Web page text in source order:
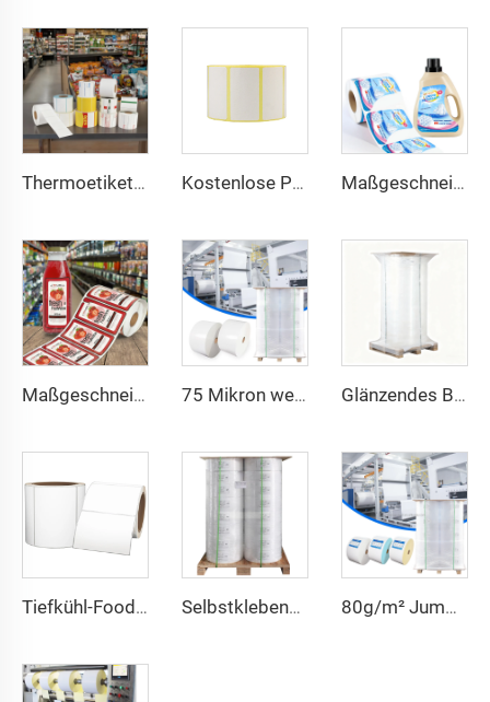
Thermoetikett 58x40 58x60 Druckaufkleber Supermarkt CAS-Waage Selbstklebendes Barcode-Etikett Direktes Thermopapier-Etikett 58x40 Kostenlose Probe Supermarkt vorbedruckte Fleischverpackung Preislabel selbstklebendes Barcode-Papierrollenetikett Aufkleber Maßgeschneidertes Etikett für tägliche Chemikalien Flaschenetikett PP-Aufkleber BOPP Polypropylen-Aufkleber Waschmittel-Flaschenetikett für Verpackungen
Maßgeschneiderte Aufkleber mit Logo Verpackungsklebeetikett Saftflaschenetikett Saftetikett Verpackungsaufkleber Lebensmittel- und Getränkeflaschenetikett 75 Mikron weißes synthetisches selbstklebendes Papier Jumbo-Etikettenfolie PP-Synthetikpapier-Etikett Jumbo-Rolle Glänzendes BOPP Weiß/Silber/Klar Jumbo-Etikettenmaterial Polypropylen PP-Etikettenpapier selbstklebender Aufkleber Jumbo-BOPP-Aufkleber
Tiefkühl-Food-Aufkleber Lebensmittelverpackungsaufkleber für Kunststoff wasserdicht thermisch leer Lebensmitteletikett Selbstklebendes synthetisches glänzendes Papieretikett Polyester PET-Weißfolienetikett Papier Jumbo-Rolle 80g/m² Jumbo-Semiglanz-Selbstklebepapier Thermotransfer-Etikettenpapier Rohstoff Jumbo-Rollen-Etikettenpapier